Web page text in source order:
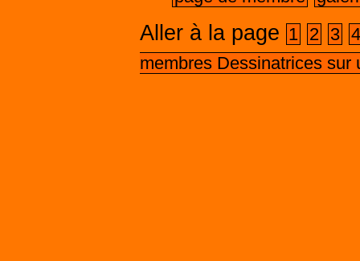
Aller à la page 1 2 3
membres Dessinatrices sur